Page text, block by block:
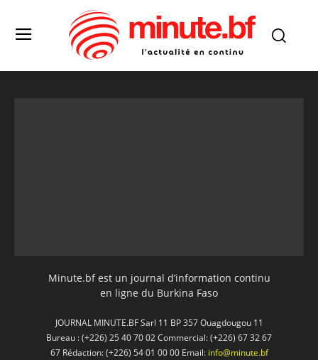
Minute.bf est un journal d’information continu
en ligne du Burkina Faso
JOURNAL MINUTE.BF Sarl 11 BP 357 Ouagdougou 11
Bureau : (+226) 25 40 70 02 Commercial: (+226) 67 32 67
67 Rédaction: (+226) 54 01 00 00 Email: info@minute.bf